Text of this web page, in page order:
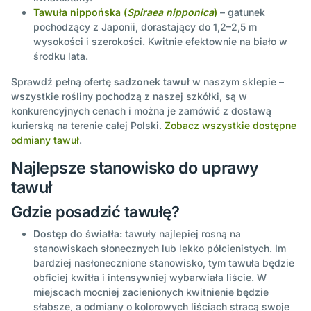
Tawuła nippońska (Spiraea nipponica) – gatunek
pochodzący z Japonii, dorastający do 1,2–2,5 m
wysokości i szerokości. Kwitnie efektownie na biało w
środku lata.
Sprawdź pełną ofertę sadzonek tawuł w naszym sklepie –
wszystkie rośliny pochodzą z naszej szkółki, są w
konkurencyjnych cenach i można je zamówić z dostawą
kurierską na terenie całej Polski. Zobacz wszystkie dostępne
odmiany tawuł.
Najlepsze stanowisko do uprawy
tawuł
Gdzie posadzić tawułę?
Dostęp do światła: tawuły najlepiej rosną na
stanowiskach słonecznych lub lekko półcienistych. Im
bardziej nasłonecznione stanowisko, tym tawuła będzie
obficiej kwitła i intensywniej wybarwiała liście. W
miejscach mocniej zacienionych kwitnienie będzie
słabsze, a odmiany o kolorowych liściach stracą swoje